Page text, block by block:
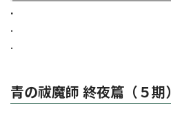
.
.
.
青の祓魔師 終夜篇（５期）